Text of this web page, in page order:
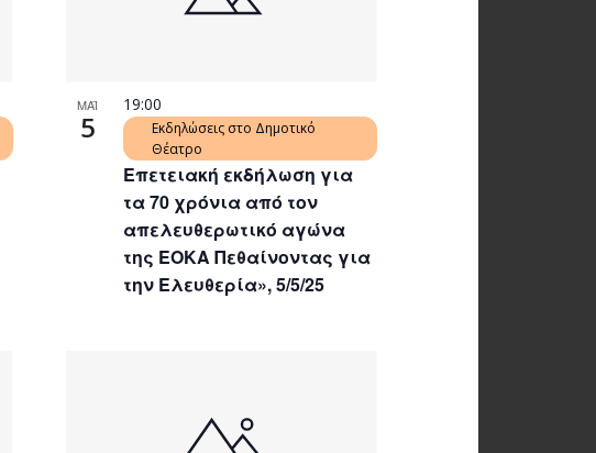
ΜΑΪ
5
Επετειακή εκδήλωση για
τα 70 χρόνια από τον
απελευθερωτικό αγώνα
της ΕΟΚΑ Πεθαίνοντας για
την Ελευθερία», 5/5/25
19:00
Εκδηλώσεις στο Δημοτικό
Θέατρο